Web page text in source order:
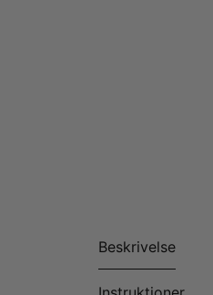
Beskrivelse